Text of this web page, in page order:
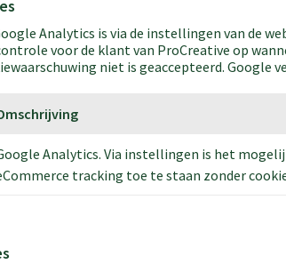
Analytics is via de instellingen van de
voor de klant van ProCreative op
niet is geaccepteerd. Google
Analytics. Via instellingen is het
tracking toe te staan zonder